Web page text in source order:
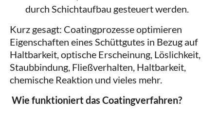
durch Schichtaufbau gesteuert werden.
Kurz gesagt: Coatingprozesse optimieren
Eigenschaften eines Schüttgutes in Bezug auf
Haltbarkeit, optische Erscheinung, Löslichkeit,
Staubbindung, Fließverhalten, Haltbarkeit,
chemische Reaktion und vieles mehr.
Wie funktioniert das Coatingverfahren?